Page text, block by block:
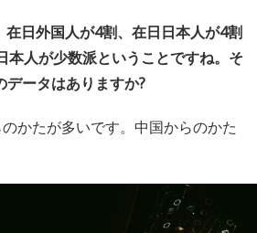
日外国人が4割、在日日本人が4割
本人が少数派ということですね。そ
ータはありますか?
かたが多いです。中国からのかた